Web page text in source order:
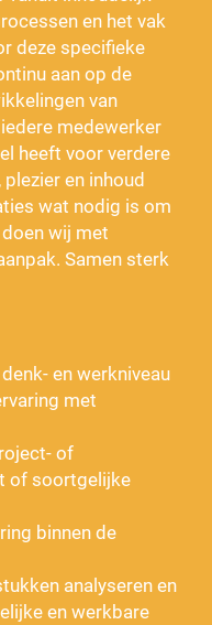
en het vak
deze specifieke
aan op de
van
medewerker
heeft voor verdere
en inhoud
wat nodig is om
wij met
Samen sterk
en werkniveau
met
of
of soortgelijke
binnen de
analyseren en
en werkbare